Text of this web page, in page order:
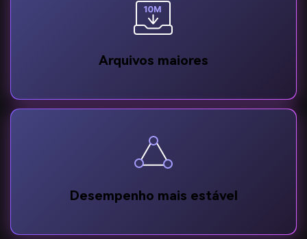
Arquivos maiores
Desempenho mais estável